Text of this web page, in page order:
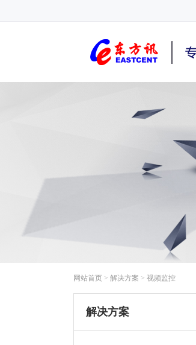
网站首页 > 解决方案 > 视频监控
解决方案